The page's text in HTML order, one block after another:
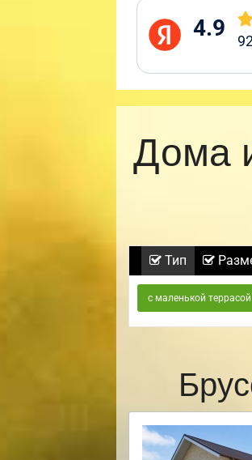
4.9
Дома
Тип
с маленькой террасой